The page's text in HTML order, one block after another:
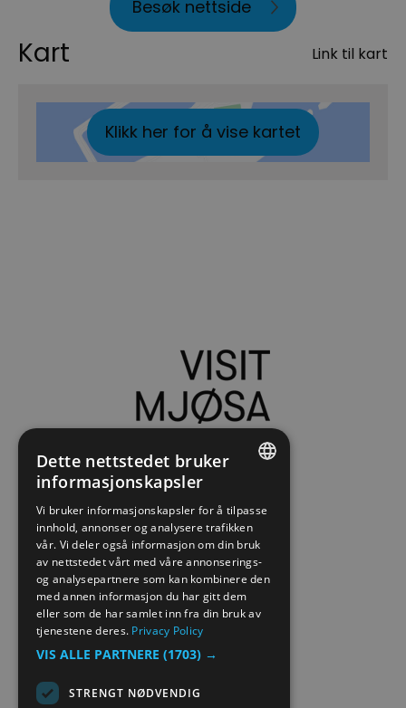
Besøk nettside
Kart Link til kart
Klikk her for å vise kartet
NORWEGIAN
GERMAN
Dette nettstedet bruker
informasjonskapsler
Vi bruker informasjonskapsler for å tilpasse
innhold, annonser og analysere trafikken
vår. Vi deler også informasjon om din bruk
av nettstedet vårt med våre annonserings-
og analysepartnere som kan kombinere den
med annen informasjon du har gitt dem
eller som de har samlet inn fra din bruk av
tjenestene deres. Privacy Policy
VIS ALLE PARTNERE (1703) →
STRENGT NØDVENDIG